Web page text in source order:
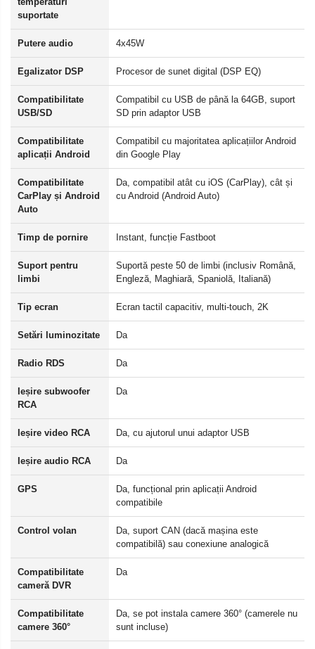
suportate
Putere audio 4x45W
Egalizator DSP Procesor de sunet digital (DSP EQ)
Compatibilitate
USB/SD
Compatibil cu USB de până la 64GB, suport
SD prin adaptor USB
Compatibilitate
aplicații Android
Compatibil cu majoritatea aplicațiilor Android
din Google Play
Compatibilitate
CarPlay și Android
Auto
Da, compatibil atât cu iOS (CarPlay), cât și
cu Android (Android Auto)
Timp de pornire Instant, funcție Fastboot
Suport pentru
limbi
Suportă peste 50 de limbi (inclusiv Română,
Engleză, Maghiară, Spaniolă, Italiană)
Tip ecran Ecran tactil capacitiv, multi-touch, 2K
Setări luminozitate Da
Radio RDS Da
Ieșire subwoofer
RCA
Da
Ieșire video RCA Da, cu ajutorul unui adaptor USB
Ieșire audio RCA Da
GPS
Da, funcțional prin aplicații Android
compatibile
Control volan
Da, suport CAN (dacă mașina este
compatibilă) sau conexiune analogică
Compatibilitate
cameră DVR
Da
Compatibilitate
camere 360°
Da, se pot instala camere 360° (camerele nu
sunt incluse)